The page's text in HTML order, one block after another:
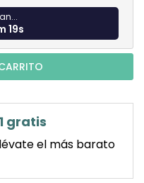
18s
gratis
el más barato